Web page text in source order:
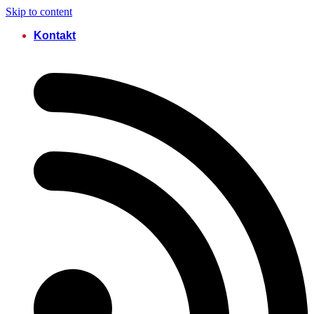
Skip to content
Kontakt